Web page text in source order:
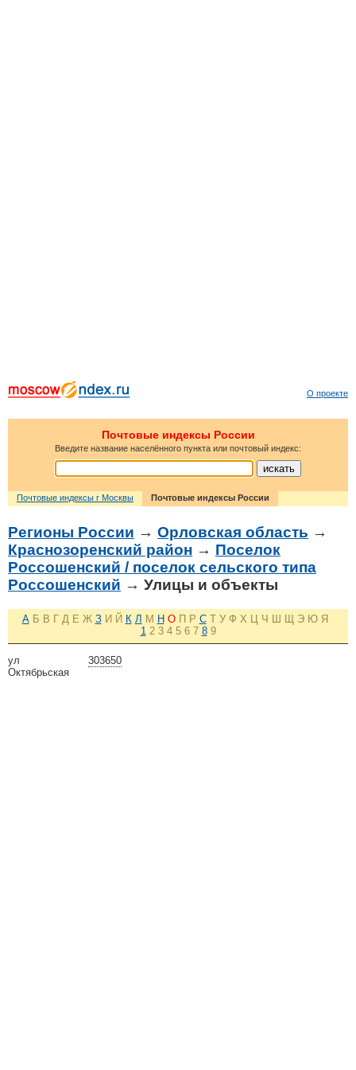
О проекте
Почтовые индексы России
Введите название населённого пункта или почтовый индекс:
Почтовые индексы г Москвы Почтовые индексы России
Регионы России → Орловская область →
Краснозоренский район → Поселок
Россошенский / поселок сельского типа
Россошенский → Улицы и объекты
А Б В Г Д Е Ж З И Й К Л М Н О П Р С Т У Ф Х Ц Ч Ш Щ Э Ю Я
1 2 3 4 5 6 7 8 9
303650
ул
Октябрьская